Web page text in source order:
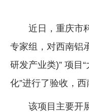
党建工作
企业文化
《资源再生》杂志
近日，重庆市
专家组，对西南铝
研发产业类)” 项目
化”进行了验收，西
该项目主要开